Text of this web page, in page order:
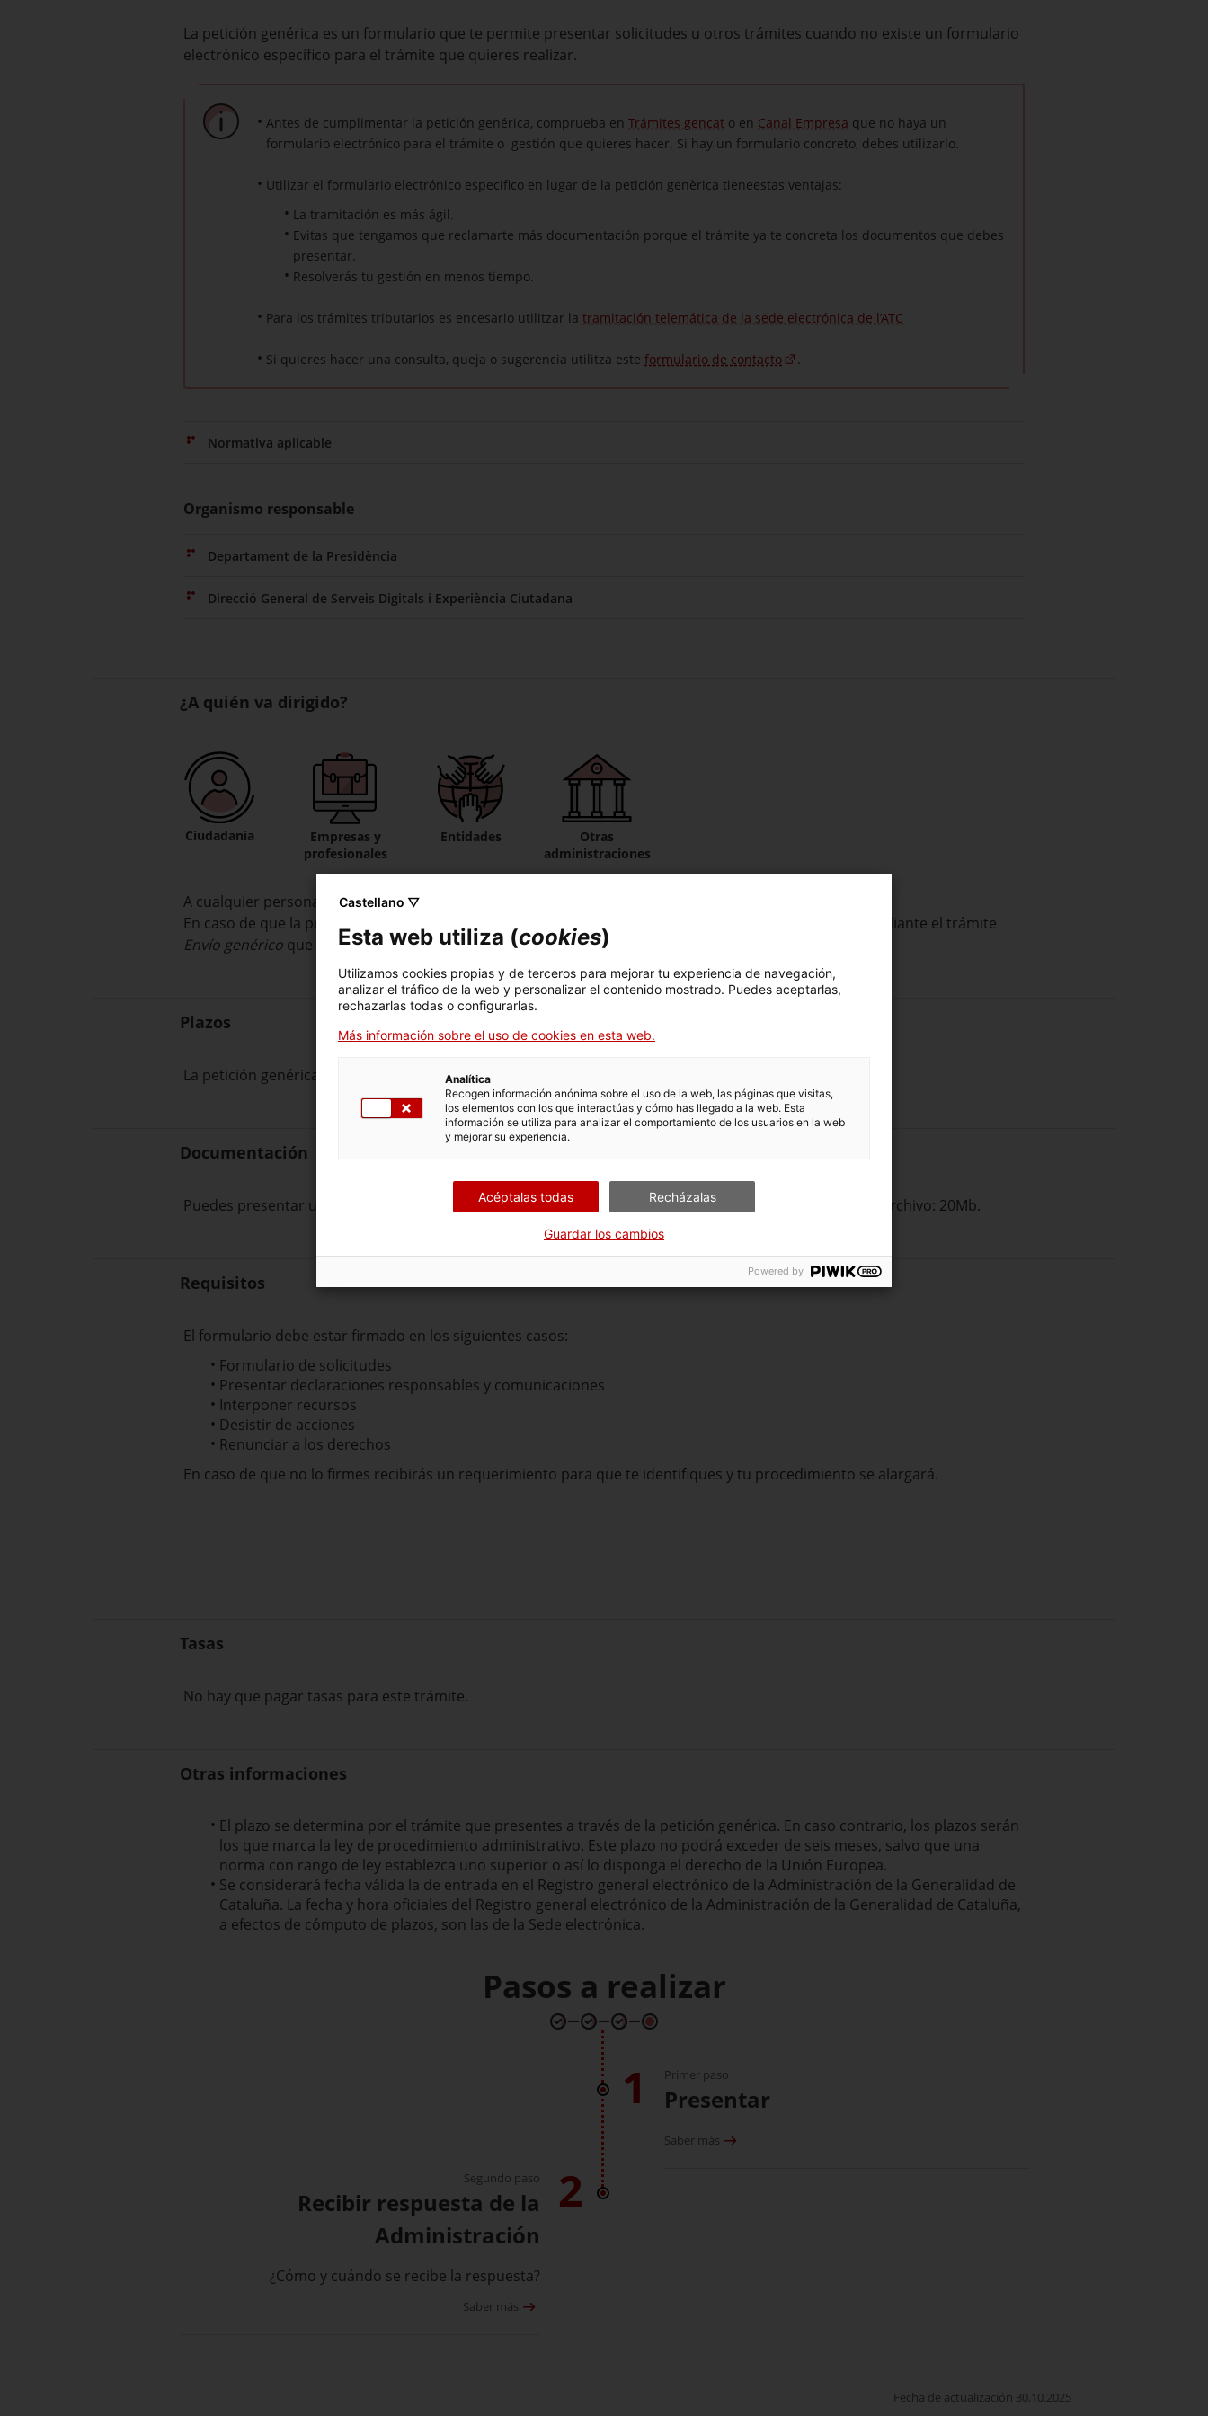
La petición genérica es un formulario que te permite presentar solicitudes u otros trámites cuando no existe un formulario
electrónico específico para el trámite que quieres realizar.
Antes de cumplimentar la petición genérica, comprueba en Trámites gencat o en Canal Empresa que no haya un
formulario electrónico para el trámite o gestión que quieres hacer. Si hay un formulario concreto, debes utilizarlo.
Utilizar el formulario electrónico especifico en lugar de la petición genèrica tieneestas ventajas:
La tramitación es más ágil.
Evitas que tengamos que reclamarte más documentación porque el trámite ya te concreta los documentos que debes
presentar.
Resolverás tu gestión en menos tiempo.
Para los trámites tributarios es encesario utilitzar la tramitación telemática de la sede electrónica de l’ATC
Si quieres hacer una consulta, queja o sugerencia utilitza este formulario de contacto .
Normativa aplicable
Organismo responsable
Departament de la Presidència
Direcció General de Serveis Digitals i Experiència Ciutadana
¿A quién va dirigido?
Ciudadanía
Empresas y
profesionales
Entidades
Otras
administraciones
A cualquier persona física o jurídica.
En caso de que la persona solicitando sea un ente local de Cataluña, la petición se tendrá que hacer mediante el trámite
Envío genérico que hay disponible a la Extranet de las Administraciones Catalanas (EACAT).
Plazos
La petición genérica se puede presentaren cualquier momento.
Documentación
Puedes presentar un máximo de cinco documentos que acompañen la petición. Peso máximo de cada archivo: 20Mb.
Requisitos
El formulario debe estar firmado en los siguientes casos:
Formulario de solicitudes
Presentar declaraciones responsables y comunicaciones
Interponer recursos
Desistir de acciones
Renunciar a los derechos
En caso de que no lo firmes recibirás un requerimiento para que te identifiques y tu procedimiento se alargará.
Tasas
No hay que pagar tasas para este trámite.
Otras informaciones
El plazo se determina por el trámite que presentes a través de la petición genérica. En caso contrario, los plazos serán
los que marca la ley de procedimiento administrativo. Este plazo no podrá exceder de seis meses, salvo que una
norma con rango de ley establezca uno superior o así lo disponga el derecho de la Unión Europea.
Se considerará fecha válida la de entrada en el Registro general electrónico de la Administración de la Generalidad de
Cataluña. La fecha y hora oficiales del Registro general electrónico de la Administración de la Generalidad de Cataluña,
a efectos de cómputo de plazos, son las de la Sede electrónica.
Pasos a realizar
1 Primer paso
Presentar
Saber más
2
Segundo paso
Recibir respuesta de la
Administración
¿Cómo y cuándo se recibe la respuesta?
Saber más
Fecha de actualización 30.10.2025
Castellano ▽
Esta web utiliza (cookies)
Utilizamos cookies propias y de terceros para mejorar tu experiencia de navegación,
analizar el tráfico de la web y personalizar el contenido mostrado. Puedes aceptarlas,
rechazarlas todas o configurarlas.
Más información sobre el uso de cookies en esta web.
Analítica
Recogen información anónima sobre el uso de la web, las páginas que visitas,
los elementos con los que interactúas y cómo has llegado a la web. Esta
información se utiliza para analizar el comportamiento de los usuarios en la web
y mejorar su experiencia.
Acéptalas todas Recházalas
Guardar los cambios
Powered by